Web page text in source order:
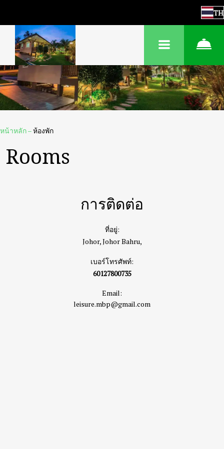
TH
หน้าหลัก–ห้องพัก
Rooms
การติดต่อ
ที่อยู่:
Johor, Johor Bahru,
เบอร์โทรศัพท์:
60127800735
Email:
leisure.mbp@gmail.com